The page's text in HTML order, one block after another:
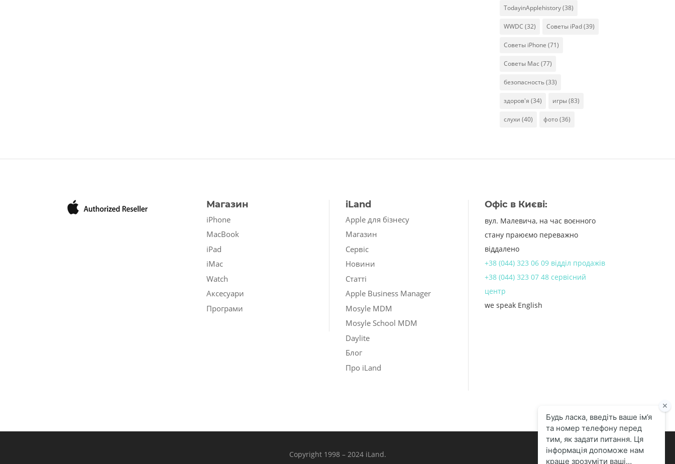
TodayinApplehistory(38)
WWDC (32) Советы iPad(39)
Советы iPhone (71)
Советы Mac (77)
безопасность(33)
здоров'я (34) игры(83)
слухи (40) фото(36)
Магазин
iPhone
MacBook
iPad
iMac
Watch
Аксесуари
Програми
iLand
Apple для бізнесу
Магазин
Сервіс
Новини
Статті
Apple Business Manager
Mosyle MDM
Mosyle School MDM
Daylite
Блог
Про iLand
Офіс в Києві:
вул. Малевича, на час воєнного
стану праюємо переважно
віддалено
+38 (044) 323 06 09 відділ продажів
+38 (044) 323 07 48 сервісний
центр
we speak English
Copyright 1998 – 2024 iLand.